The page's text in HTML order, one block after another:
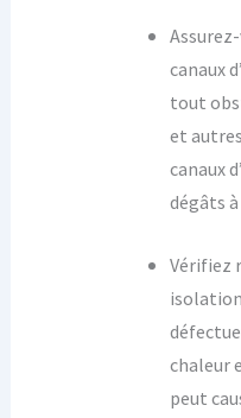
canaux
tout
et
canaux
dégâts
Vérifiez
chaleur
peut